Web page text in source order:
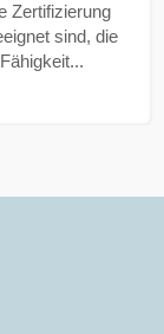
Zertifizierung
sind, die